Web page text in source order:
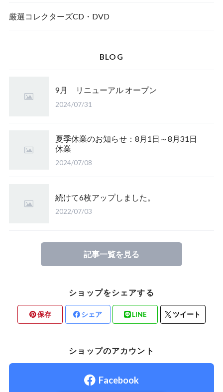
厳選コレクターズCD・DVD
BLOG
9月 リニューアル オープン
2024/07/31
夏季休業のお知らせ：8月1日～8月31日
休業
2024/07/08
続けて6枚アップしました。
2022/07/03
記事一覧を見る
ショップをシェアする
保存 シェア LINE ツイート
ショップのアカウント
Facebook